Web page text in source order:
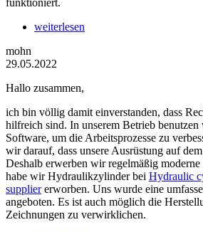
funktioniert.
weiterlesen
mohn
29.05.2022
Hallo zusammen,
ich bin völlig damit einverstanden, dass
hilfreich sind. In unserem Betrieb benutzen
Software, um die Arbeitsprozesse zu
wir darauf, dass unsere Ausrüstung auf
Deshalb erwerben wir regelmäßig
habe wir Hydraulikzylinder bei Hydraulic
suppliererworben. Uns wurde eine
angeboten. Es ist auch möglich die
Zeichnungen zu verwirklichen.